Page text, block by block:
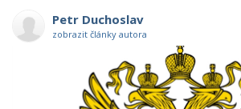
Petr Duchoslav
zobrazit články autora